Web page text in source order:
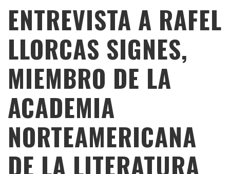
ENTREVISTA A RAFEL
LLORCAS SIGNES,
MIEMBRO DE LA
ACADEMIA
NORTEAMERICANA
DE LA LITERATURA